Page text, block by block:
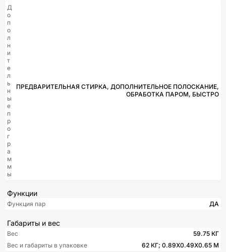
Д
о
п
о
л
н
и
т
е
л
ь
н
ы
е
п
р
о
г
р
а
м
м
ы
ПРЕДВАРИТЕЛЬНАЯ СТИРКА, ДОПОЛНИТЕЛЬНОЕ ПОЛОСКАНИЕ,
ОБРАБОТКА ПАРОМ, БЫСТРО
Функции
Функция пар ДА
Габариты и вес
Вес
59.75 КГ
Вес и габариты в упаковке
62 КГ; 0.89X0.49X0.65 М